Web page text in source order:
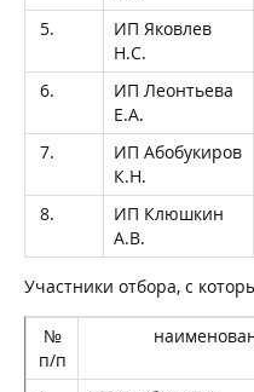
5.
ИП Яковлев
Н.С.
6.
ИП Леонтьева
Е.А.
7.
ИП Абобукиров
К.Н.
8.
ИП Клюшкин
А.В.
Участники отбора, с
№
п/п